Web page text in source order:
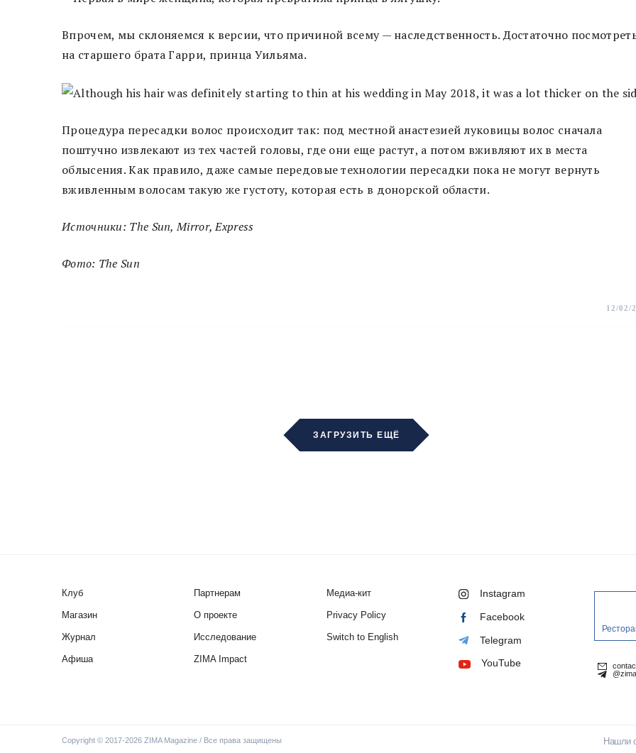
Впрочем, мы склоняемся к версии, что причиной всему — наследственность. Достаточно
на старшего брата Гарри, принца Уильяма.
Процедура пересадки волос происходит так: под местной анастезией луковицы волос сначала
поштучно извлекают из тех частей головы, где они еще растут, а потом вживляют их в места
облысения. Как правило, даже самые передовые технологии пересадки пока не могут вернуть
вживленным волосам такую же густоту, которая есть в донорской области.
Источники: The Sun, Mirror, Express
Фото: The Sun
12/02/
ЗАГРУЗИТЬ ЕЩЁ
Клуб
Магазин
Журнал
Афиша
Партнерам
О проекте
Исследование
ZIMA Impact
Медиа-кит
Privacy Policy
Switch to English
Instagram
Facebook
Telegram
YouTube
Copyright © 2017-2026 ZIMA Magazine / Все права защищены Нашли